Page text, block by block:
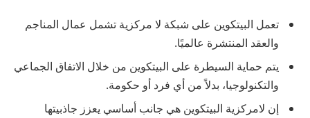
تعمل البيتكوين على شبكة لا مركزية تشمل عمال المناجم
والعقد المنتشرة عالميًا.
يتم حماية السيطرة على البيتكوين من خلال الاتفاق الجماعي
والتكنولوجيا، بدلاً من أي فرد أو حكومة.
إن لامركزية البيتكوين هي جانب أساسي يعزز جاذبيتها